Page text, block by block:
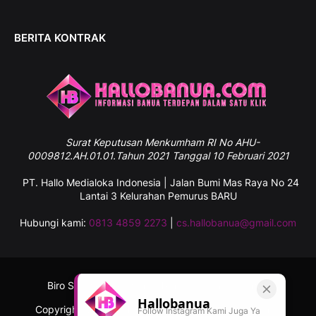
BERITA KONTRAK
SuratKeputusan Menkumham RI No AHU-
0009812.AH.01.01.Tahun 2021 Tanggal 10 Februari 2021
PT. Hallo Medialoka Indonesia | Jalan Bumi Mas Raya No 24
Lantai 3 Kelurahan Pemurus BARU
Hubungi kami: 0813 4859 2273 cs.hallobanua@gmail.com
Copyright ©2026Hallobanua.com - Informasi Banua
Biro Sulawesi Selatan Kontak
Hallobanua
Follow Instagram Kami Juga Ya